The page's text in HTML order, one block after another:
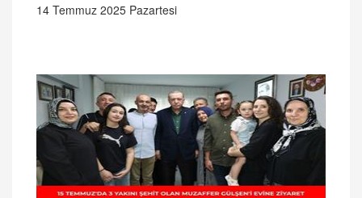
14 Temmuz 2025 Pazartesi